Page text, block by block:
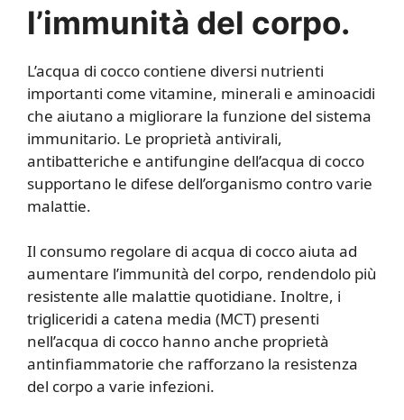
l’immunità del corpo.
L’acqua di cocco contiene diversi nutrienti
importanti come vitamine, minerali e aminoacidi
che aiutano a migliorare la funzione del sistema
immunitario. Le proprietà antivirali,
antibatteriche e antifungine dell’acqua di cocco
supportano le difese dell’organismo contro varie
malattie.
Il consumo regolare di acqua di cocco aiuta ad
aumentare l’immunità del corpo, rendendolo più
resistente alle malattie quotidiane. Inoltre, i
trigliceridi a catena media (MCT) presenti
nell’acqua di cocco hanno anche proprietà
antinfiammatorie che rafforzano la resistenza
del corpo a varie infezioni.